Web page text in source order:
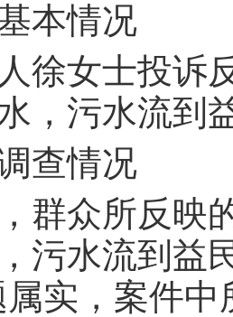
情况
女士投诉反
，污水流到
情况
众所反映的
污水流到益
属实，案件